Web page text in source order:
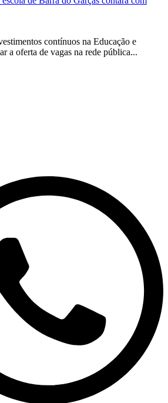
contínuos na Educação e
a oferta de vagas na rede pública...